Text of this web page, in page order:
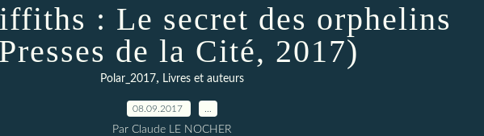
: Le secret des orphelins
de la Cité, 2017)
Polar_2017, Livres et auteurs
08.09.2017
Par Claude LE NOCHER